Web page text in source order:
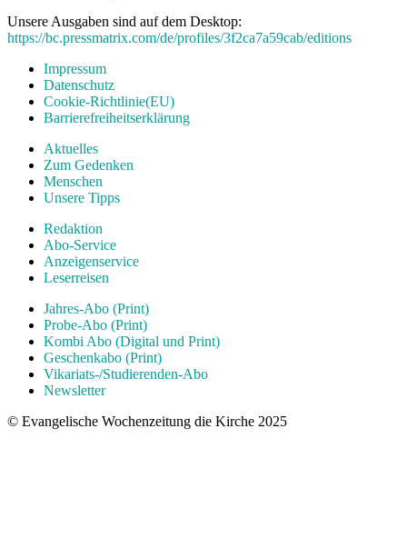
Unsere Ausgaben sind auf dem Desktop:
https://bc.pressmatrix.com/de/profiles/3f2ca7a59cab/editions
Impressum
Datenschutz
Cookie-Richtlinie(EU)
Barrierefreiheitserklärung
Aktuelles
Zum Gedenken
Menschen
Unsere Tipps
Redaktion
Abo-Service
Anzeigenservice
Leserreisen
Jahres-Abo (Print)
Probe-Abo (Print)
Kombi Abo (Digital und Print)
Geschenkabo (Print)
Vikariats-/Studierenden-Abo
Newsletter
© Evangelische Wochenzeitung die Kirche 2025